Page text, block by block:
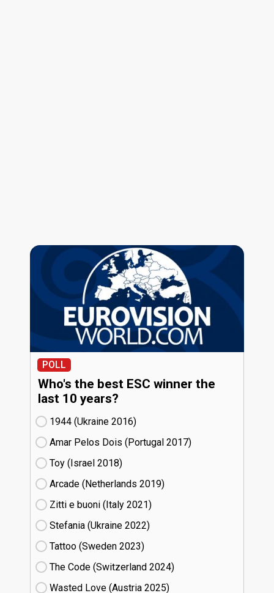
POLL
Who's the best ESC winner the
last 10 years?
1944 (Ukraine
16)
Amar Pelos Dois (Portugal
17)
Toy (Israel
18)
Arcade (Netherlands
19)
Zitti e buoni​ (Italy
21)
Stefania (Ukraine
22)
Tattoo (Sweden
23)
The Code (Switzerland
24)
Wasted Love (Austria
25)